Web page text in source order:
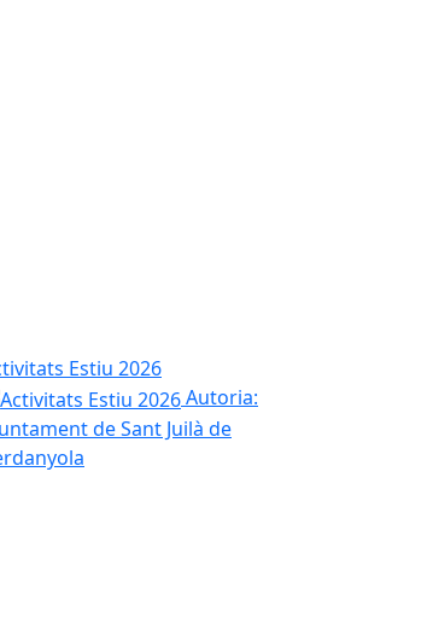
Estiu 2026
Autoria:
de Sant Juilà de